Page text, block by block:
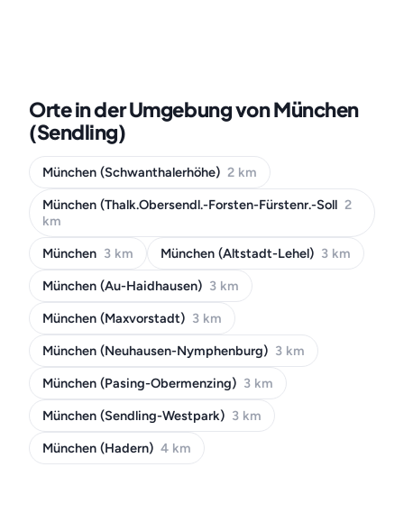
Orte in der Umgebung von München
(Sendling)
München (Schwanthalerhöhe) 2 km
München (Thalk.Obersendl.-Forsten-Fürstenr.-Soll 2
km
München 3 km München (Altstadt-Lehel) 3 km
München (Au-Haidhausen) 3 km
München (Maxvorstadt) 3 km
München (Neuhausen-Nymphenburg) 3 km
München (Pasing-Obermenzing) 3 km
München (Sendling-Westpark) 3 km
München (Hadern) 4 km